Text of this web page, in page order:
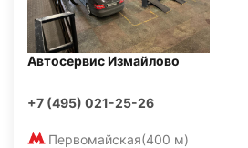
Автосервис Измайлово
+7 (495) 021-25-26
Первомайская(400 м)